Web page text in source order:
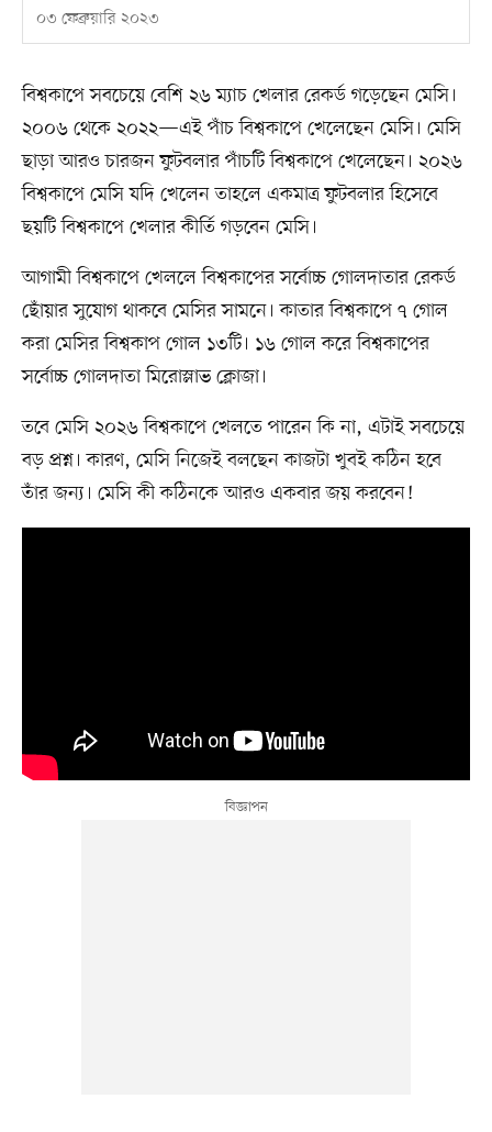
০৩ ফেব্রুয়ারি ২০২৩
বিশ্বকাপে সবচেয়ে বেশি ২৬ ম্যাচ খেলার রেকর্ড গড়েছেন মেসি।
২০০৬ থেকে ২০২২—এই পাঁচ বিশ্বকাপে খেলেছেন মেসি। মেসি
ছাড়া আরও চারজন ফুটবলার পাঁচটি বিশ্বকাপে খেলেছেন। ২০২৬
বিশ্বকাপে মেসি যদি খেলেন তাহলে একমাত্র ফুটবলার হিসেবে
ছয়টি বিশ্বকাপে খেলার কীর্তি গড়বেন মেসি।
আগামী বিশ্বকাপে খেললে বিশ্বকাপের সর্বোচ্চ গোলদাতার রেকর্ড
ছোঁয়ার সুযোগ থাকবে মেসির সামনে। কাতার বিশ্বকাপে ৭ গোল
করা মেসির বিশ্বকাপ গোল ১৩টি। ১৬ গোল করে বিশ্বকাপের
সর্বোচ্চ গোলদাতা মিরোস্লাভ ক্লোজা।
তবে মেসি ২০২৬ বিশ্বকাপে খেলতে পারেন কি না, এটাই সবচেয়ে
বড় প্রশ্ন। কারণ, মেসি নিজেই বলছেন কাজটা খুবই কঠিন হবে
তাঁর জন্য। মেসি কী কঠিনকে আরও একবার জয় করবেন!